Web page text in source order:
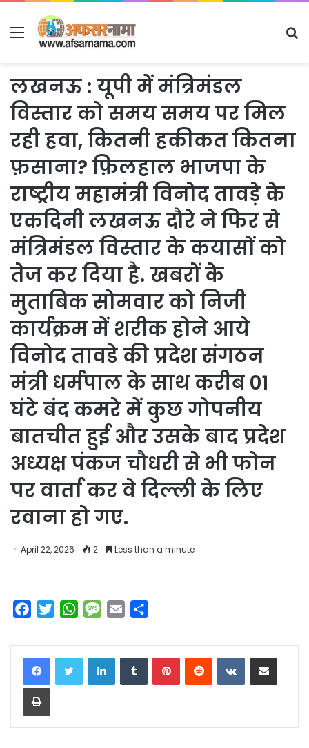
Menu
लखनऊ : यूपी में मंत्रिमंडल
विस्तार को समय समय पर मिल
रही हवा, कितनी हकीकत कितना
फ़साना? फ़िलहाल भाजपा के
राष्ट्रीय महामंत्री विनोद तावड़े के
एकदिनी लखनऊ दौरे ने फिर से
मंत्रिमंडल विस्तार के कयासों को
तेज कर दिया है. खबरों के
मुताबिक सोमवार को निजी
कार्यक्रम में शरीक होने आये
विनोद तावडे की प्रदेश संगठन
मंत्री धर्मपाल के साथ करीब 01
घंटे बंद कमरे में कुछ गोपनीय
बातचीत हुई और उसके बाद प्रदेश
अध्यक्ष पंकज चौधरी से भी फोन
पर वार्ता कर वे दिल्ली के लिए
रवाना हो गए.
April 22, 2026 2 Less than a minute
c
e
b
o
o
i
t
t
W
a
t
s
M
s
s
a
a
i
a
r
e
LinkedInTumblrPinterestReddit VKontakteShare via Email
Print